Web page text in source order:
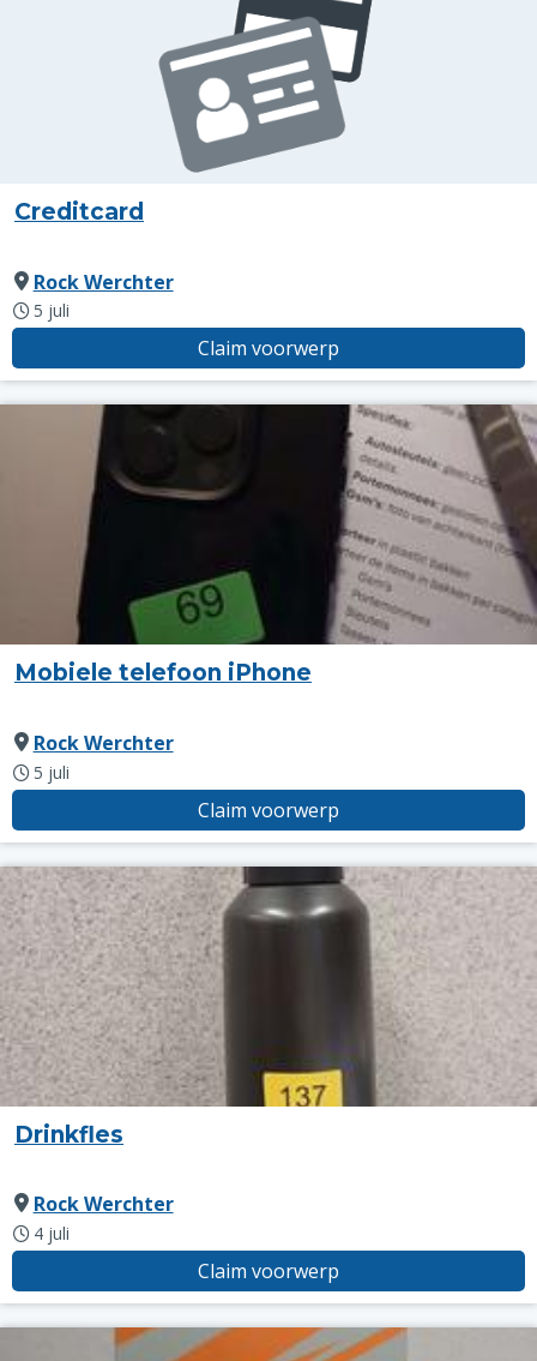
Creditcard
Rock Werchter
5 juli
Claim voorwerp
Mobiele telefoon iPhone
Rock Werchter
5 juli
Claim voorwerp
Drinkfles
Rock Werchter
4 juli
Claim voorwerp